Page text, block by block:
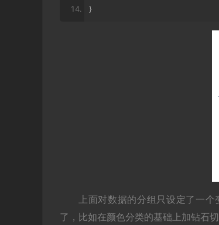
}
上面对数据的分组只设定了一
了，比如在颜色分类的基础上加钻石